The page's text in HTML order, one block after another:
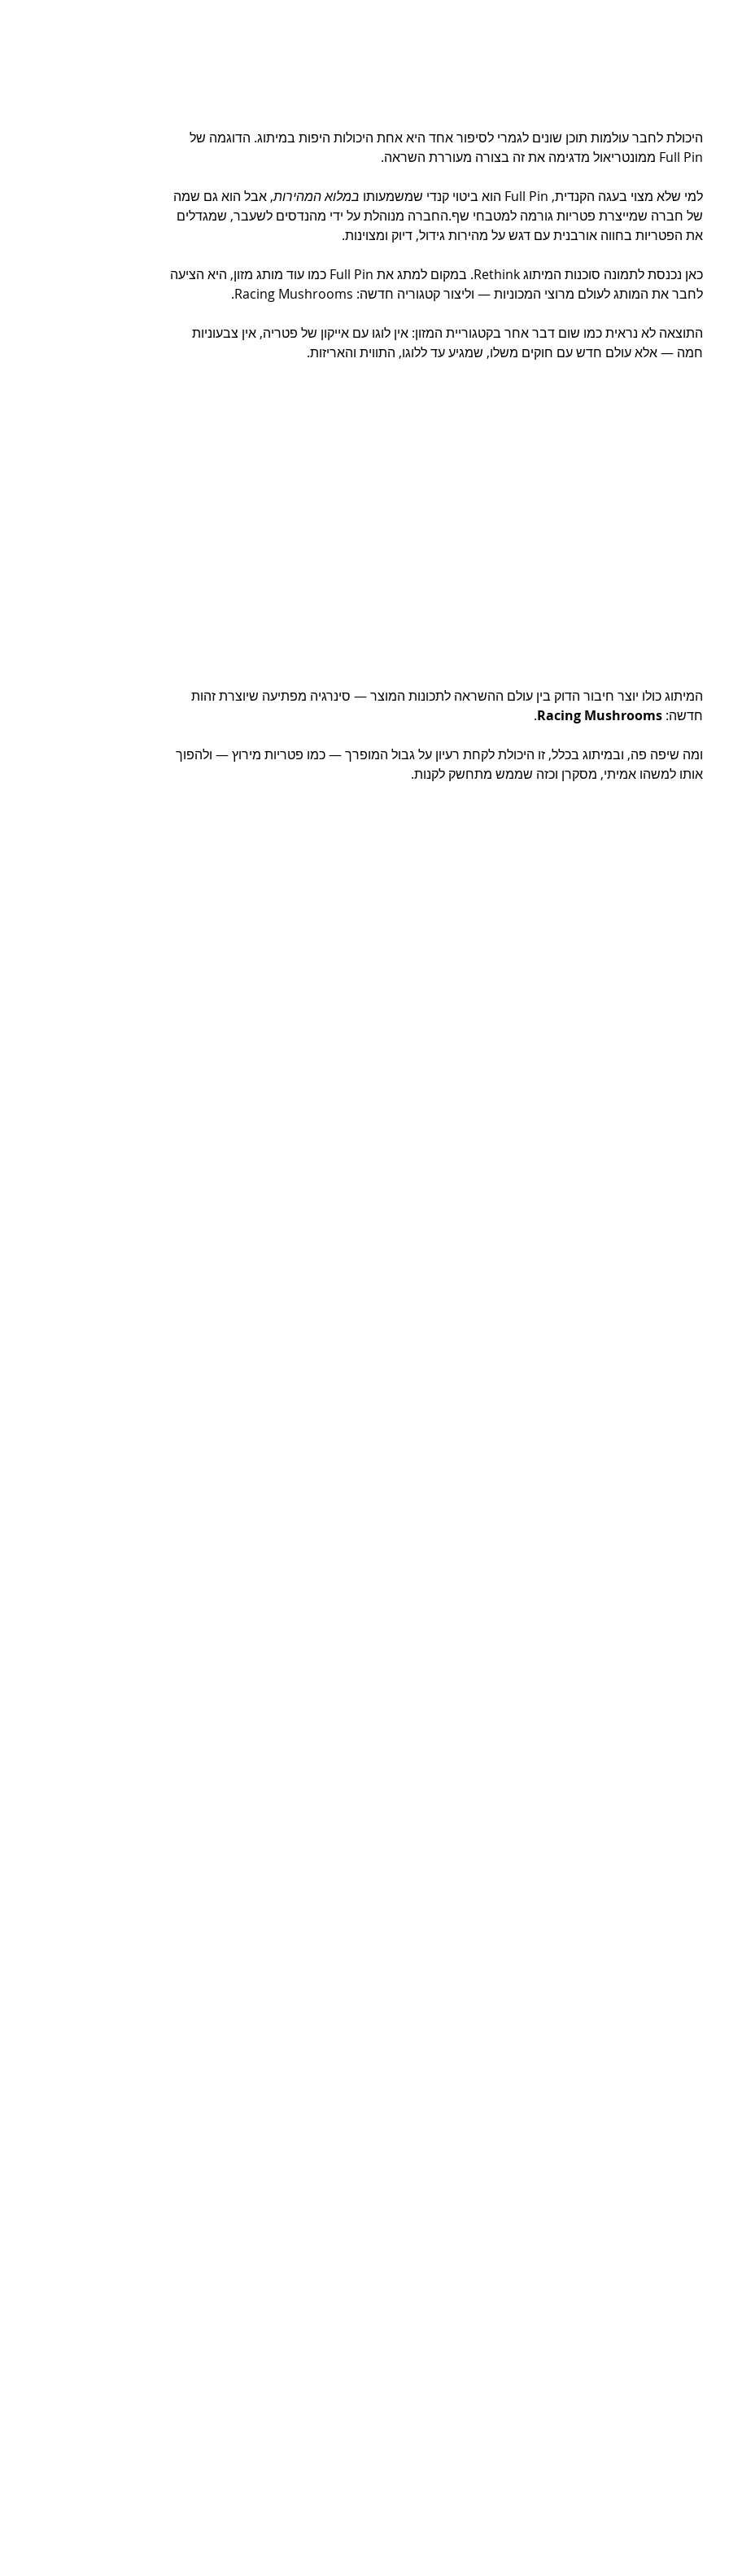
היכולת לחבר עולמות תוכן שונים לגמרי לסיפור אחד היא אחת היכולות היפות במיתוג. הדוגמה של
Full Pin ממונטריאול מדגימה את זה בצורה מעוררת השראה.
למי שלא מצוי בעגה הקנדית, Full Pin הוא ביטוי קנדי שמשמעותו במלוא המהירות, אבל הוא גם שמה
של חברה שמייצרת פטריות גורמה למטבחי שף.החברה מנוהלת על ידי מהנדסים לשעבר, שמגדלים
את הפטריות בחווה אורבנית עם דגש על מהירות גידול, דיוק ומצוינות.
כאן נכנסת לתמונה סוכנות המיתוג Rethink. במקום למתג את Full Pin כמו עוד מותג מזון, היא הציעה
לחבר את המותג לעולם מרוצי המכוניות — וליצור קטגוריה חדשה: Racing Mushrooms.
התוצאה לא נראית כמו שום דבר אחר בקטגוריית המזון: אין לוגו עם אייקון של פטריה, אין צבעוניות
חמה — אלא עולם חדש עם חוקים משלו, שמגיע עד ללוגו, התווית והאריזות.
המיתוג כולו יוצר חיבור הדוק בין עולם ההשראה לתכונות המוצר — סינרגיה מפתיעה שיוצרת זהות
חדשה: Racing Mushrooms
.
ומה שיפה פה, ובמיתוג בכלל, זו היכולת לקחת רעיון על גבול המופרך — כמו פטריות מירוץ — ולהפוך
אותו למשהו אמיתי, מסקרן וכזה שממש מתחשק לקנות.